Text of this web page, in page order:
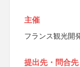
主催
フランス観光開
提出先・問合先